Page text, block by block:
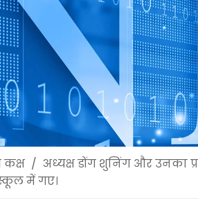
कक्ष / अध्यक्ष डोंग शुनिंग और उनका
में गए।